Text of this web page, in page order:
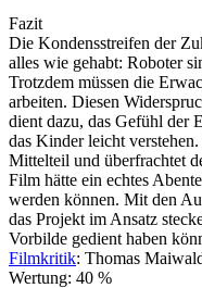
Fazit
Die Kondensstreifen der
alles wie gehabt: Roboter
Trotzdem müssen die
arbeiten. Diesen
dient dazu, das Gefühl der
das Kinder leicht
Mittelteil und überfrachtet
Film hätte ein echtes
werden können. Mit den
das Projekt im Ansatz
Vorbilde gedient haben
Filmkritik: Thomas
Wertung: 40 %